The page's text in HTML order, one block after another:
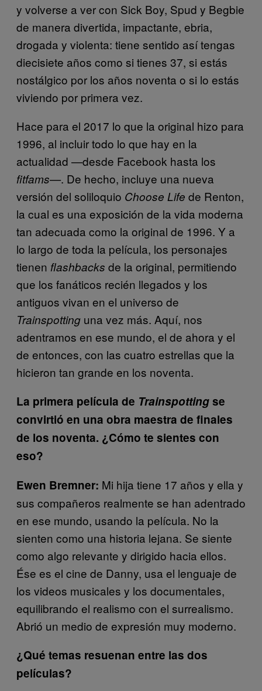
y volverse a ver con Sick Boy, Spud y Begbie
de manera divertida, impactante, ebria,
drogada y violenta: tiene sentido así tengas
diecisiete años como si tienes 37, si estás
nostálgico por los años noventa o si lo estás
viviendo por primera vez.
Hace para el 2017 lo que la original hizo para
1996, al incluir todo lo que hay en la
actualidad —desde Facebook hasta los
fitfams—. De hecho, incluye una nueva
versión del soliloquio Choose Life de Renton,
la cual es una exposición de la vida moderna
tan adecuada como la original de 1996. Y a
lo largo de toda la película, los personajes
tienen flashbacks de la original, permitiendo
que los fanáticos recién llegados y los
antiguos vivan en el universo de
Trainspotting una vez más. Aquí, nos
adentramos en ese mundo, el de ahora y el
de entonces, con las cuatro estrellas que la
hicieron tan grande en los noventa.
La primera película de Trainspottingse
convirtió en una obra maestra de finales
de los noventa. ¿Cómo te sientes con
eso?
Ewen Bremner: Mi hija tiene 17 años y ella y
sus compañeros realmente se han adentrado
en ese mundo, usando la película. No la
sienten como una historia lejana. Se siente
como algo relevante y dirigido hacia ellos.
Ése es el cine de Danny, usa el lenguaje de
los videos musicales y los documentales,
equilibrando el realismo con el surrealismo.
Abrió un medio de expresión muy moderno.
¿Qué temas resuenan entre las dos
películas?